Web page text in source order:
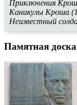
Приключения
Каникулы Кроша
Неизвестный
Памятная